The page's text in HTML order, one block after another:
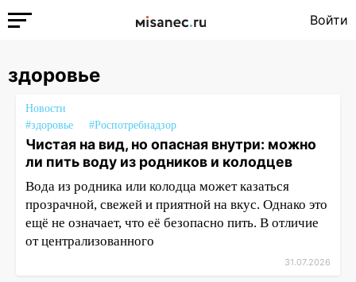
Войти
здоровье
Новости
#здоровье
#Роспотребнадзор
Чистая на вид, но опасная внутри: можно
ли пить воду из родников и колодцев
Вода из родника или колодца может казаться
прозрачной, свежей и приятной на вкус. Однако это
ещё не означает, что её безопасно пить. В отличие
от централизованного
31.07.2026